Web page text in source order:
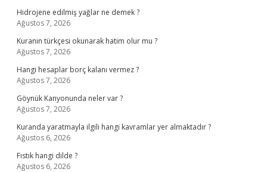
Hidrojene edilmiş yağlar ne demek ?
Ağustos 7, 2026
Kuranın türkçesi okunarak hatim olur mu ?
Ağustos 7, 2026
Hangi hesaplar borç kalanı vermez ?
Ağustos 7, 2026
Göynük Kanyonunda neler var ?
Ağustos 7, 2026
Kuranda yaratmayla ilgili hangi kavramlar yer almaktadır ?
Ağustos 6, 2026
Fıstık hangi dilde ?
Ağustos 6, 2026